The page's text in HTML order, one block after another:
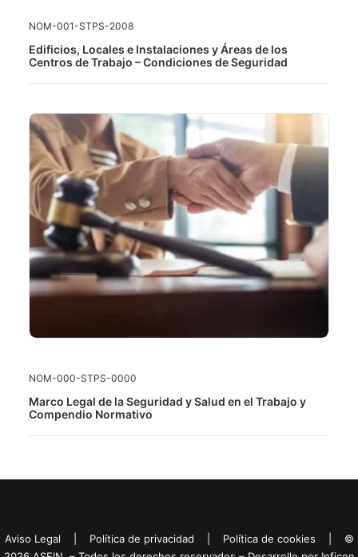
NOM-001-STPS-2008
Edificios, Locales e Instalaciones y Áreas de los
Centros de Trabajo – Condiciones de Seguridad
NOM-000-STPS-0000
Marco Legal de la Seguridad y Salud en el Trabajo y
Compendio Normativo
Aviso Legal Política de privacidad Política de cookies | ©